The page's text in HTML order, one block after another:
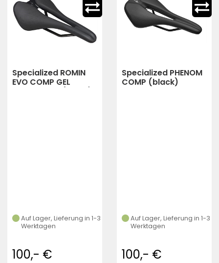
Specialized ROMIN
EVO COMP GEL
Auf Lager, Lieferung in 1-3
Werktagen
100,- €
Specialized PHENOM
COMP (black)
Auf Lager, Lieferung in 1-3
Werktagen
100,- €